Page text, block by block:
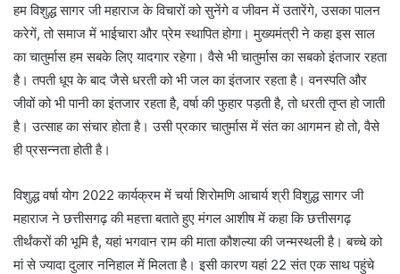
हम विशुद्ध सागर जी महाराज के विचारों को सुनेंगे व जीवन में उतारेंगे, उसका पालन
करेगें, तो समाज में भाईचारा और प्रेम स्थापित होगा। मुख्यमंत्री ने कहा इस साल
का चातुर्मास हम सबके लिए यादगार रहेगा। वैसे भी चातुर्मास का सबको इंतजार रहता
है। तपती धूप के बाद जैसे धरती को भी जल का इंतजार रहता है। वनस्पति और
जीवों को भी पानी का इंतजार रहता है, वर्षा की फुहार पड़ती है, तो धरती तृप्त हो जाती
है। उत्साह का संचार होता है। उसी प्रकार चातुर्मास में संत का आगमन हो तो, वैसे
ही प्रसन्नता होती है।
विशुद्ध वर्षा योग 2022 कार्यक्रम में चर्या शिरोमणि आचार्य श्री विशुद्ध सागर जी
महाराज ने छत्तीसगढ़ की महत्ता बताते हुए मंगल आशीष में कहा कि छत्तीसगढ़
तीर्थंकरों की भूमि है, यहां भगवान राम की माता कौशल्या की जन्मस्थली है। बच्चे को
मां से ज्यादा दुलार ननिहाल में मिलता है। इसी कारण यहां 22 संत एक साथ पहुंचे